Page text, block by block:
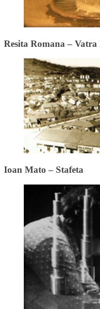
Resita Romana –
Ioan Mato – Stafeta